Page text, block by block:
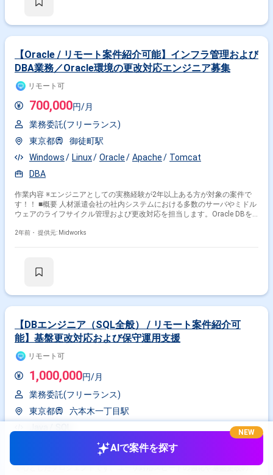
【Oracle / リモート案件紹介可能】インフラ管理および
DBA業務／Oracle環境の更改対応エンジニア募集
リモート可
700,000円/月
業務委託(フリーランス)
東京都
御徒町駅
Windows
Linux Oracle Apache
Tomcat
DBA
作業内容 ※エンジニアとしての実務経験が2年以上ある方が対象の案件で
す！！ ■概要 人材派遣会社の社内システムにおける多数のサーバやミドル
ウェアのライフサイクル管理および更改対応を担当します。Oracle DBを
関わる幅広い業務を支援します。長期参画を前提とした案件で、安定した
提案の実施 ・新環境への移行計画策定および実施対応 ・各種ミドルウェ
2年前・ 提供元: Midworks
【DBエンジニア（SQL全般） / リモート案件紹介可
能】基盤更改対応および保守運用支援
リモート可
1,000,000円/月
業務委託(フリーランス)
東京都
六本木一丁目駅
作業内容 ※エンジニアとしての実務経験が2年以上ある方が対象の案件で
す！！ ■概要 ユーザ企業におけるシステム保守運用および基盤更改対応を
中心としたプロジェクトです。ユーザ対応スピードの強化や基盤更改の推
AIで案件を探す
NEW